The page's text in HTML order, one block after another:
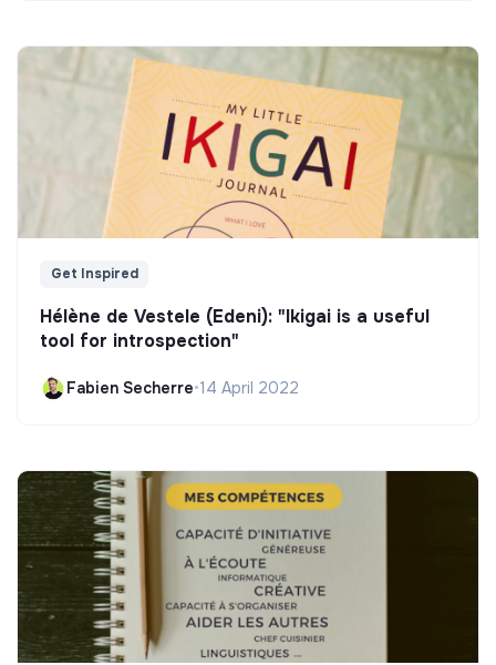
Get Inspired
Hélène de Vestele (Edeni): "Ikigai is a useful
tool for introspection"
Fabien Secherre•14 April 2022